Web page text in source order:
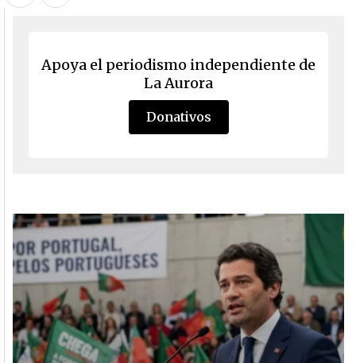
Apoya el periodismo independiente de
La Aurora
Donativos